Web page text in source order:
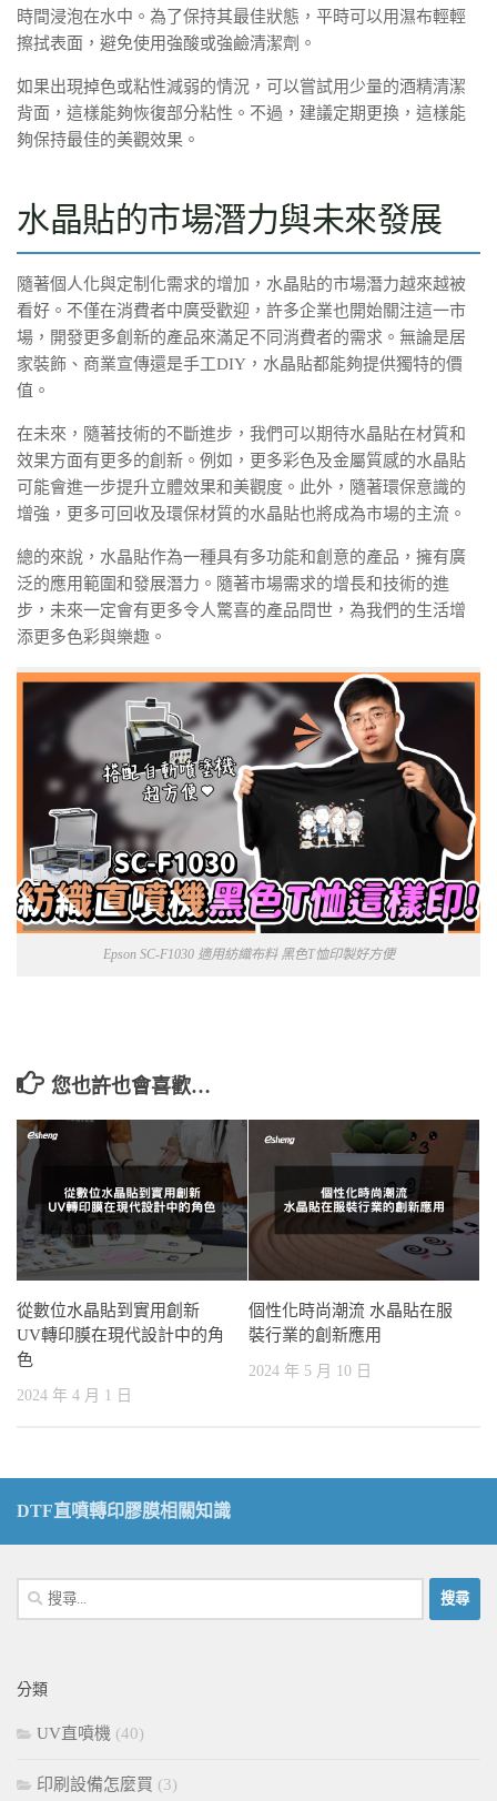
時間浸泡在水中。為了保持其最佳狀態，平時可以用濕布輕輕
擦拭表面，避免使用強酸或強鹼清潔劑。
如果出現掉色或粘性減弱的情況，可以嘗試用少量的酒精清潔
背面，這樣能夠恢復部分粘性。不過，建議定期更換，這樣能
夠保持最佳的美觀效果。
水晶貼的市場潛力與未來發展
隨著個人化與定制化需求的增加，水晶貼的市場潛力越來越被
看好。不僅在消費者中廣受歡迎，許多企業也開始關注這一市
場，開發更多創新的產品來滿足不同消費者的需求。無論是居
家裝飾、商業宣傳還是手工DIY，水晶貼都能夠提供獨特的價
值。
在未來，隨著技術的不斷進步，我們可以期待水晶貼在材質和
效果方面有更多的創新。例如，更多彩色及金屬質感的水晶貼
可能會進一步提升立體效果和美觀度。此外，隨著環保意識的
增強，更多可回收及環保材質的水晶貼也將成為市場的主流。
總的來說，水晶貼作為一種具有多功能和創意的產品，擁有廣
泛的應用範圍和發展潛力。隨著市場需求的增長和技術的進
步，未來一定會有更多令人驚喜的產品問世，為我們的生活增
添更多色彩與樂趣。
Epson SC-F1030 適用紡織布料 黑色T恤印製好方便
您也許也會喜歡…
從數位水晶貼到實用創新
UV轉印膜在現代設計中的角
色
2024 年 4 月 1 日
個性化時尚潮流 水晶貼在服
裝行業的創新應用
2024 年 5 月 10 日
DTF直噴轉印膠膜相關知識
搜
尋
字:
分類
UV直噴機 (40)
印刷設備怎麼買 (3)